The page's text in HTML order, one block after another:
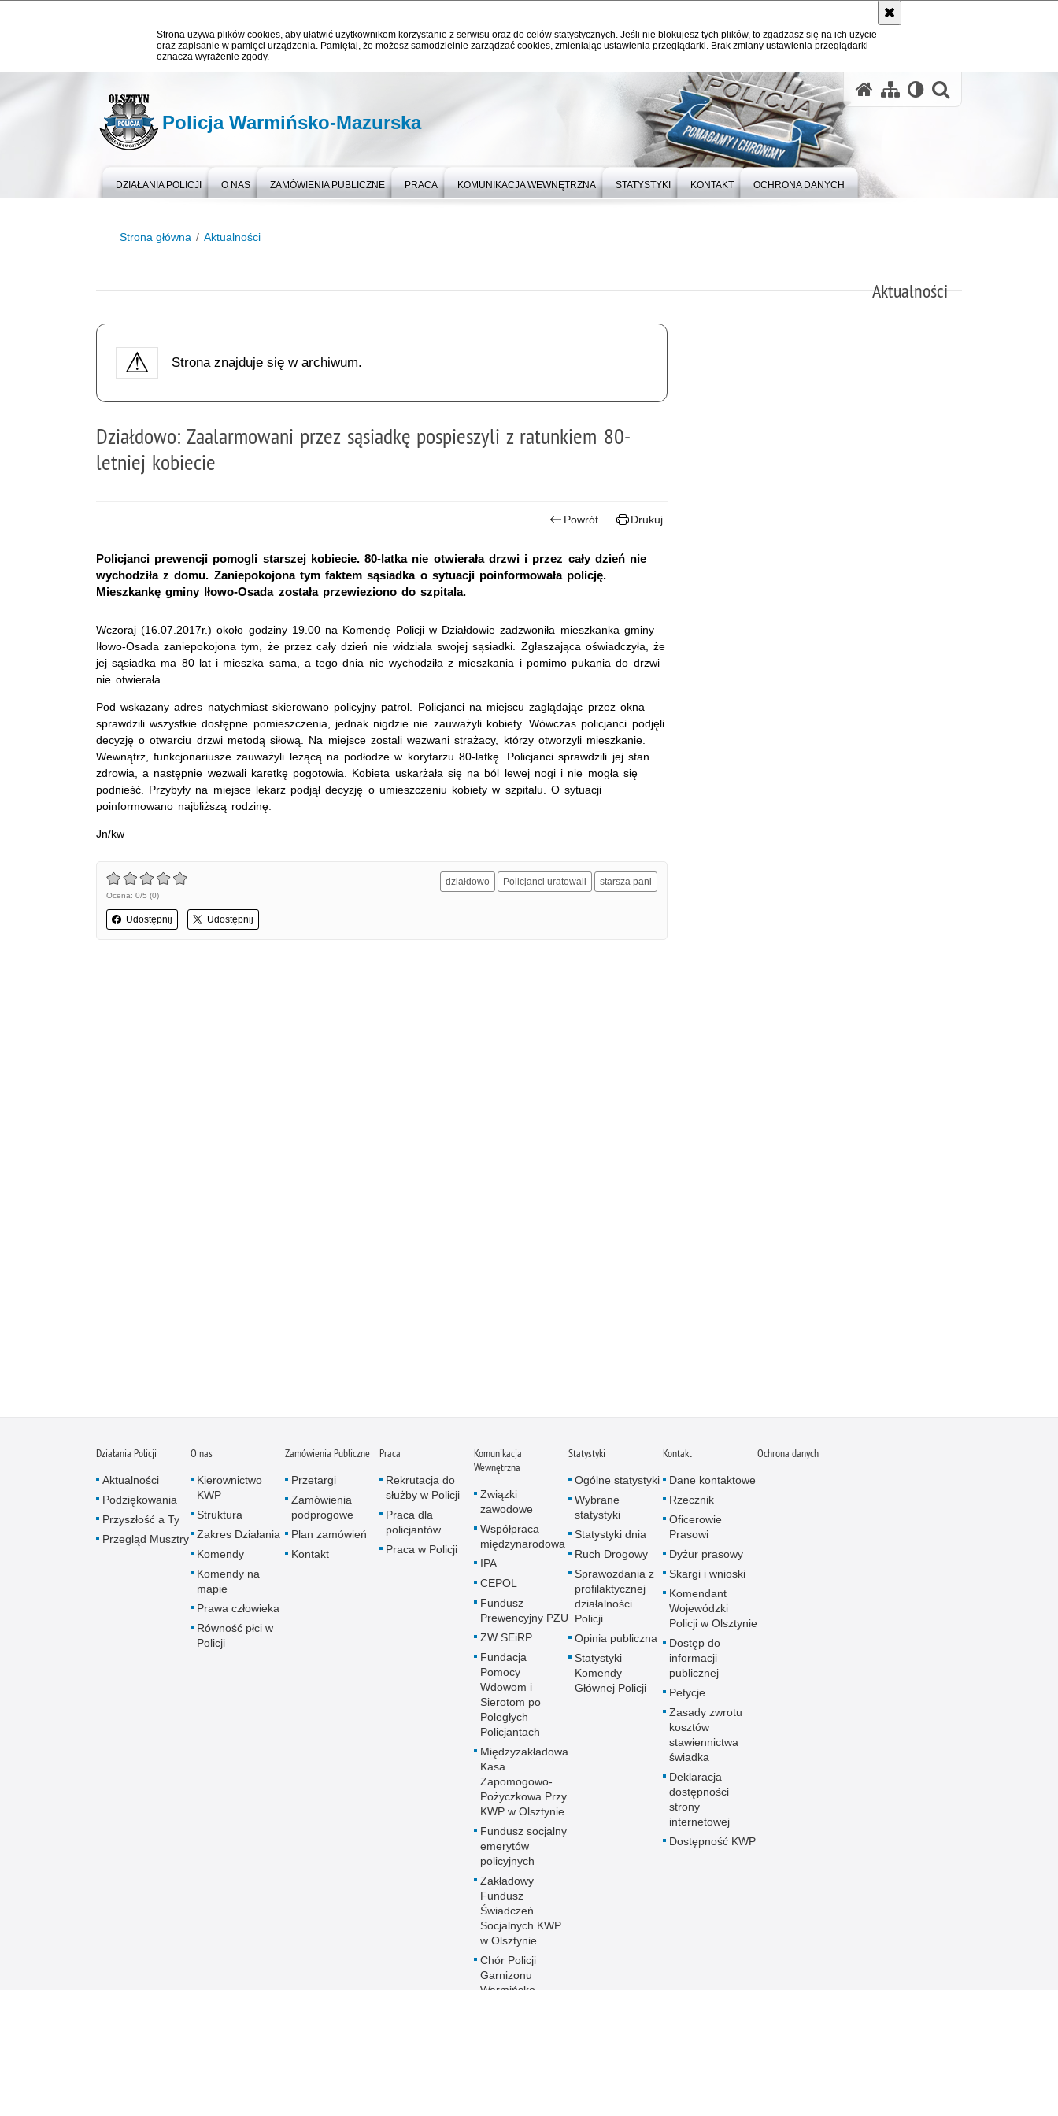
Strona używa plików cookies, aby ułatwić użytkownikom korzystanie z serwisu oraz do celów statystycznych. Jeśli nie blokujesz tych plików, to zgadzasz się na ich użycie
oraz zapisanie w pamięci urządzenia. Pamiętaj, że możesz samodzielnie zarządzać cookies, zmieniając ustawienia przeglądarki. Brak zmiany ustawienia przeglądarki
oznacza wyrażenie zgody.
Policja Warmińsko-Mazurska
DZIAŁANIA POLICJI O NAS ZAMÓWIENIA PUBLICZNE PRACA KOMUNIKACJA WEWNĘTRZNA STATYSTYKI KONTAKT OCHRONA DANYCH
Strona główna Aktualności
Aktualności
Strona znajduje się w archiwum.
Działdowo: Zaalarmowani przez sąsiadkę pospieszyli z ratunkiem 80-
letniej kobiecie
Powrót Drukuj
Policjanci prewencji pomogli starszej kobiecie. 80-latka nie otwierała drzwi i przez cały dzień nie
wychodziła z domu. Zaniepokojona tym faktem sąsiadka o sytuacji poinformowała policję.
Mieszkankę gminy Iłowo-Osada została przewieziono do szpitala.
Wczoraj (16.07.2017r.) około godziny 19.00 na Komendę Policji w Działdowie zadzwoniła mieszkanka gminy
Iłowo-Osada zaniepokojona tym, że przez cały dzień nie widziała swojej sąsiadki. Zgłaszająca oświadczyła, że
jej sąsiadka ma 80 lat i mieszka sama, a tego dnia nie wychodziła z mieszkania i pomimo pukania do drzwi
nie otwierała.
Pod wskazany adres natychmiast skierowano policyjny patrol. Policjanci na miejscu zaglądając przez okna
sprawdzili wszystkie dostępne pomieszczenia, jednak nigdzie nie zauważyli kobiety. Wówczas policjanci podjęli
decyzję o otwarciu drzwi metodą siłową. Na miejsce zostali wezwani strażacy, którzy otworzyli mieszkanie.
Wewnątrz, funkcjonariusze zauważyli leżącą na podłodze w korytarzu 80-latkę. Policjanci sprawdzili jej stan
zdrowia, a następnie wezwali karetkę pogotowia. Kobieta uskarżała się na ból lewej nogi i nie mogła się
podnieść. Przybyły na miejsce lekarz podjął decyzję o umieszczeniu kobiety w szpitalu. O sytuacji
poinformowano najbliższą rodzinę.
Jn/kw
Ocena: 0/5 (0)
Udostępnij Udostępnij
działdowo Policjanci uratowali starsza pani
Działania Policji
Aktualności
Podziękowania
Przyszłość a Ty
Przegląd Musztry
O nas
Kierownictwo
KWP
Struktura
Zakres Działania
Komendy
Komendy na
mapie
Prawa człowieka
Równość płci w
Policji
Zamówienia Publiczne
Przetargi
Zamówienia
podprogowe
Plan zamówień
Kontakt
Praca
Rekrutacja do
służby w Policji
Praca dla
policjantów
Praca w Policji
Komunikacja
Wewnętrzna
Związki
zawodowe
Współpraca
międzynarodowa
IPA
CEPOL
Fundusz
Prewencyjny PZU
ZW SEiRP
Fundacja
Pomocy
Wdowom i
Sierotom po
Poległych
Policjantach
Międzyzakładowa
Kasa
Zapomogowo-
Pożyczkowa Przy
KWP w Olsztynie
Fundusz socjalny
emerytów
policyjnych
Zakładowy
Fundusz
Świadczeń
Socjalnych KWP
w Olsztynie
Chór Policji
Garnizonu
Warmińsko-
Statystyki
Ogólne statystyki
Wybrane
statystyki
Statystyki dnia
Ruch Drogowy
Sprawozdania z
profilaktycznej
działalności
Policji
Opinia publiczna
Statystyki
Komendy
Głównej Policji
Kontakt
Dane kontaktowe
Rzecznik
Oficerowie
Prasowi
Dyżur prasowy
Skargi i wnioski
Komendant
Wojewódzki
Policji w Olsztynie
Dostęp do
informacji
publicznej
Petycje
Zasady zwrotu
kosztów
stawiennictwa
świadka
Deklaracja
dostępności
strony
internetowej
Dostępność KWP
Ochrona danych